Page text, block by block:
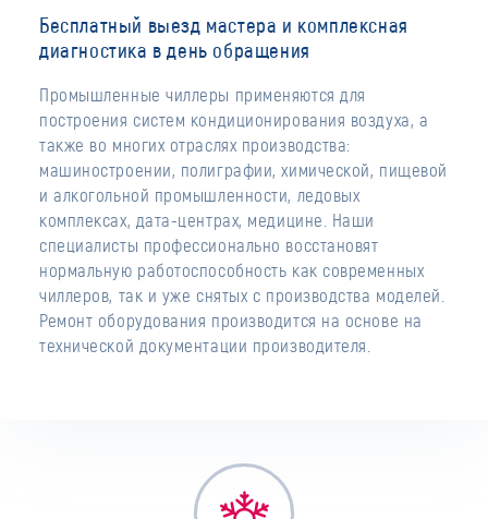
Бесплатный выезд мастера и комплексная
диагностика в день обращения
Промышленные чиллеры применяются для
построения систем кондиционирования воздуха, а
также во многих отраслях производства:
машиностроении, полиграфии, химической, пищевой
и алкогольной промышленности, ледовых
комплексах, дата-центрах, медицине. Наши
специалисты профессионально восстановят
нормальную работоспособность как современных
чиллеров, так и уже снятых с производства моделей.
Ремонт оборудования производится на основе на
технической документации производителя.